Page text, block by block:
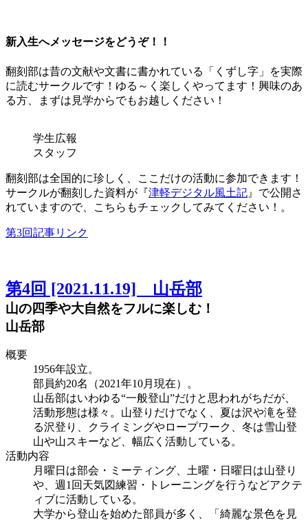
新入生へメッセージをどうぞ！！
翻刻部は昔の文献や文書に書かれている「くずし字」を実際
に読むサークルです！ゆる～く楽しくやってます！興味のあ
る方、まずは見学からでもお越しください！
学生広報
スタッフ
翻刻部は全国的に珍しく、ここだけの活動に参加できます！
サークルが翻刻した資料が『津軽デジタル風土記 』で公開さ
れていますので、こちらもチェックしてみてください！。
第3回記事リンク
第4回 [2021.11.19] 山岳部
山の四季や大自然をフルに楽しむ！
山岳部
概要
1956年設立。
部員約20名（2021年10月現在）。
山岳部はいわゆる“一般登山”だけと思われがちだが、
活動形態は様々。山登りだけでなく、夏は沢や滝を登
る沢登り、クライミングやロープワーク、冬は雪山登
山や山スキーなど、幅広く活動している。
活動内容
月曜日は部会・ミーティング、土曜・日曜日は山登り
や、週1回天気図練習・トレーニングを行うなどアクテ
ィブに活動している。
大学から登山を始めた部員が多く、「綺麗な景色を見